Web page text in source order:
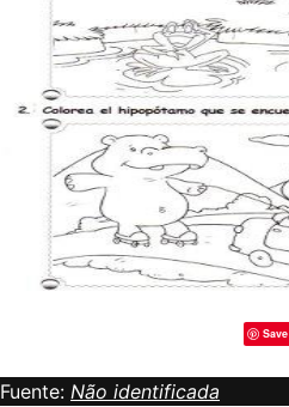
Save
Fuente: Não identificada